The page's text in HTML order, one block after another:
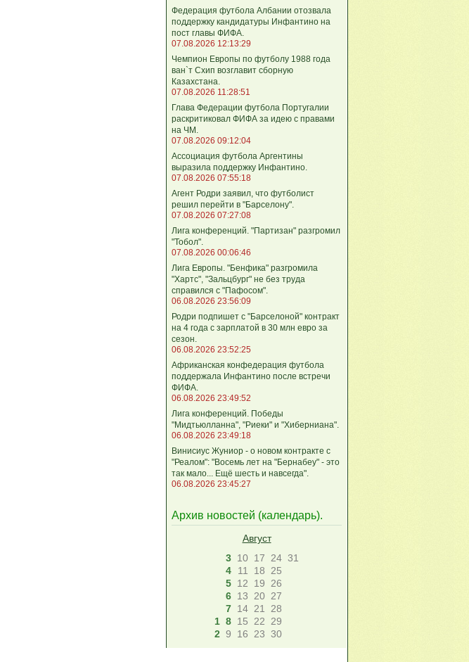
Федерация футбола Албании отозвала
поддержку кандидатуры Инфантино на
пост главы ФИФА.
07.08.2026 12:13:29
Чемпион Европы по футболу 1988 года
ван`т Схип возглавит сборную
Казахстана.
07.08.2026 11:28:51
Глава Федерации футбола Португалии
раскритиковал ФИФА за идею с правами
на ЧМ.
07.08.2026 09:12:04
Ассоциация футбола Аргентины
выразила поддержку Инфантино.
07.08.2026 07:55:18
Агент Родри заявил, что футболист
решил перейти в "Барселону".
07.08.2026 07:27:08
Лига кoнференций. "Партизан" разгромил
"Тобол".
07.08.2026 00:06:46
Лига Европы. "Бенфика" разгромила
"Хартс", "Зальцбург" не без труда
справился с "Пафосом".
06.08.2026 23:56:09
Родри подпишет с "Барселоной" контракт
на 4 года с зарплатой в 30 млн евро за
сезон.
06.08.2026 23:52:25
Африканская конфедерация футбола
поддержала Инфантино после встречи
ФИФА.
06.08.2026 23:49:52
Лига кoнференций. Победы
"Мидтьюлланна", "Риеки" и "Хиберниана".
06.08.2026 23:49:18
Винисиус Жуниор - о новом контракте с
"Реалом": "Восемь лет на "Бернабеу" - это
так мало... Ещё шесть и навсегда".
06.08.2026 23:45:27
Архив новостей (календарь).
Август
3 10 17 24 31
4
11 18
25
5 12 19
26
6 13 20 27
7 14 21
28
1 8 15 22
29
2 9 16 23 30